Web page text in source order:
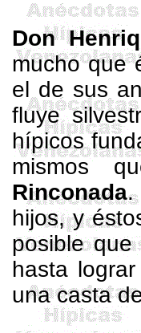
Don
mucho que
el de sus
fluye
hípicos
mismos
Rinconada.
hijos, y
posible
hasta
una casta